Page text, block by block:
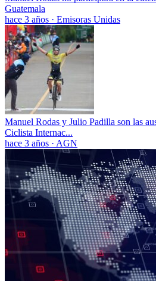
Guatemala
hace 3 años · Emisoras Unidas
Manuel Rodas y Julio Padilla son las
Ciclista Internac...
hace 3 años · AGN